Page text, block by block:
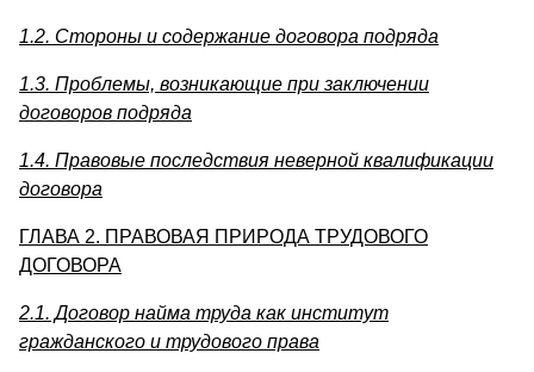
1.2. Стороны и содержание договора подряда
1.3. Проблемы, возникающие при заключении
договоров подряда
1.4. Правовые последствия неверной квалификации
договора
ГЛАВА 2. ПРАВОВАЯ ПРИРОДА ТРУДОВОГО
ДОГОВОРА
2.1. Договор найма труда как институт
гражданского и трудового права